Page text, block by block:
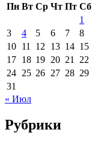
Пн Вт Ср Чт Пт Сб
1
3
4 5 6 7 8
10 11 12 13 14 15
17 18 19 20 21 22
24 25 26 27 28 29
31
« Июл
Рубрики